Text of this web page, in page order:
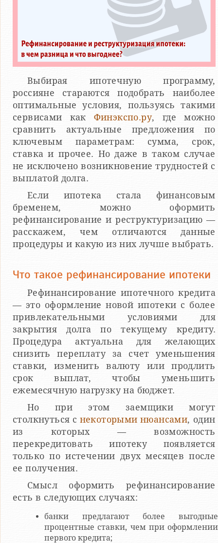
Выбирая ипотечную программу,
россияне стараются подобрать наиболее
оптимальные условия, пользуясь такими
сервисами как Финэкспо.ру, где можно
сравнить актуальные предложения по
ключевым параметрам: сумма, срок,
ставка и прочее. Но даже в таком случае
не исключено возникновение трудностей с
выплатой долга.
Если ипотека стала финансовым
бременем, можно оформить
рефинансирование и реструктуризацию —
расскажем, чем отличаются данные
процедуры и какую из них лучше выбрать.
Что такое рефинансирование ипотеки
Рефинансирование ипотечного кредита
— это оформление новой ипотеки с более
привлекательными условиями для
закрытия долга по текущему кредиту.
Процедура актуальна для желающих
снизить переплату за счет уменьшения
ставки, изменить валюту или продлить
срок выплат, чтобы уменьшить
ежемесячную нагрузку на бюджет.
Но при этом заемщики могут
столкнуться с некоторыми нюансами, один
из которых — возможность
перекредитовать ипотеку появляется
только по истечении двух месяцев после
ее получения.
Смысл оформить рефинансирование
есть в следующих случаях:
банки предлагают более выгодные
процентные ставки, чем при оформлении
первого кредита;